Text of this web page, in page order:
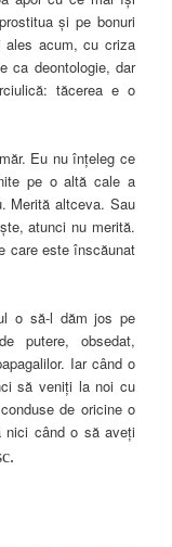
şi pe bonuri
acum, cu criza
ca deontologie, dar
tăcerea e o
Eu nu înţeleg ce
pe o altă cale a
Merită altceva. Sau
atunci nu merită.
care este înscăunat
o să-l dăm jos pe
putere, obsedat,
Iar când o
să veniţi la noi cu
de oricine o
când o să aveţi